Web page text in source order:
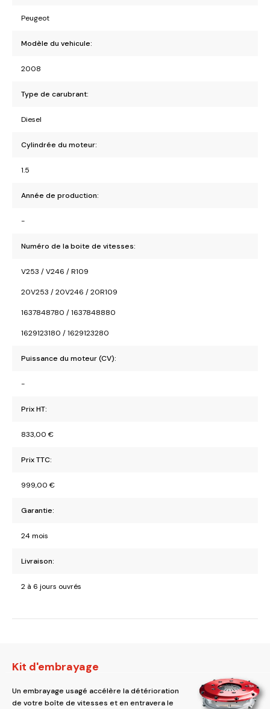
Peugeot
Modèle du vehicule:
2008
Type de carubrant:
Diesel
Cylindrée du moteur:
1.5
Année de production:
-
Numéro de la boite de vitesses:
V253 / V246 / R109
20V253 / 20V246 / 20R109
1637848780 / 1637848880
1629123180 / 1629123280
Puissance du moteur (CV):
-
Prix HT:
833,00 €
Prix TTC:
999,00 €
Garantie:
24 mois
Livraison:
2 à 6 jours ouvrés
Kit d'embrayage
Un embrayage usagé accélère la détérioration
de votre boîte de vitesses et en entravera le